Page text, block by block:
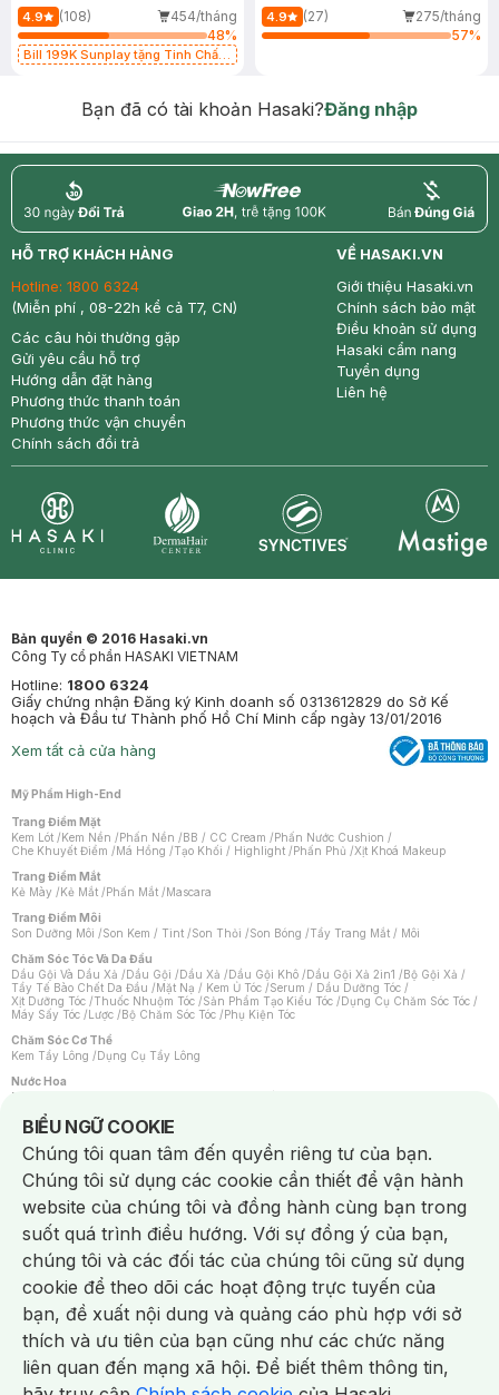
4.9 (108)
454/tháng
48%
Bill 199K Sunplay tặng Tinh Chất
4.9 (27)
275/tháng
57%
Bạn đã có tài khoản Hasaki?Đăng nhập
return nowfree price
HỖ TRỢ KHÁCH HÀNG
Hotline: 1800 6324
(Miễn phí , 08-22h kể cả T7, CN)
Các câu hỏi thường gặp
Gửi yêu cầu hỗ trợ
Hướng dẫn đặt hàng
Phương thức thanh toán
Phương thức vận chuyển
Chính sách đổi trả
VỀ HASAKI.VN
Giới thiệu Hasaki.vn
Chính sách bảo mật
Điều khoản sử dụng
Hasaki cẩm nang
Tuyển dụng
Liên hệ
Bản quyền © 2016 Hasaki.vn
Công Ty cổ phần HASAKI VIETNAM
Hotline: 1800 6324
Giấy chứng nhận Đăng ký Kinh doanh số 0313612829 do Sở Kế
hoạch và Đầu tư Thành phố Hồ Chí Minh cấp ngày 13/01/2016
Xem tất cả cửa hàng
Mỹ Phẩm High-End
Trang Điểm Mặt
Kem Lót /Kem Nền /Phấn Nền /BB / CC Cream /Phấn Nước Cushion /
Che Khuyết Điểm /Má Hồng /Tạo Khối / Highlight /Phấn Phủ /Xịt Khoá Makeup
Trang Điểm Mắt
Kẻ Mày /Kẻ Mắt /Phấn Mắt /Mascara
Trang Điểm Môi
Son Dưỡng Môi /Son Kem / Tint /Son Thỏi /Son Bóng /Tẩy Trang Mắt / Môi
Chăm Sóc Tóc Và Da Đầu
Dầu Gội Và Dầu Xả /Dầu Gội /Dầu Xả /Dầu Gội Khô /Dầu Gội Xả 2in1 /Bộ Gội Xả /
Tẩy Tế Bào Chết Da Đầu /Mặt Nạ / Kem Ủ Tóc /Serum / Dầu Dưỡng Tóc /
Xịt Dưỡng Tóc /Thuốc Nhuộm Tóc /Sản Phẩm Tạo Kiểu Tóc /Dụng Cụ Chăm Sóc Tóc /
Máy Sấy Tóc /Lược /Bộ Chăm Sóc Tóc /Phụ Kiện Tóc
Chăm Sóc Cơ Thể
Kem Tẩy Lông /Dụng Cụ Tẩy Lông
Nước Hoa
Nước Hoa Nữ
Chăm Sóc Cá Nhân
Chống Muỗi /Khẩu Trang /Máy Massage/Mặt Nạ Xông Hơi /Nước Rửa Tay/
Sản Phẩm Chăm Sóc Khác /Bàn Chải Đánh Răng /Bàn Chải Điện/
Hỗ Trợ Trắng Răng/Kem Đánh Răng /Máy Tăm Nước/ Nước Súc Miệng/
Tăm / Chỉ Nha Khoa/ Xịt Thơm Miệng / Dung Dịch Vệ Sinh/Dưỡng Vùng Kín/
Khăn Ướt Vệ Sinh Vùng Kín/Băng Vệ Sinh/Tampon/Bọt Cạo Râu /Dao Cạo Râu/
Máy Cạo Râu
Vấn Đề Về Da
Da Dầu / Lỗ Chân Lông To/ Da Khô / Mất Nước/ Da Lão Hóa/ Da Mụn/
Da Nhạy Cảm / Kích Ứng
Da Xỉn Màu Thâm / Nám / Tàn Nhang
Quầng Thâm & Bọng Mắt /Sẹo /Viêm Da Cơ Địa
Dụng Cụ / Phụ Kiện Chăm Sóc Da
Bông Tẩy Trang
Khăn Lau Mặt Khô Dụng Cụ / Máy Rửa Mặt Máy Chăm Sóc Da
Dụng Cụ Chăm Sóc Khác
BIỂU NGỮ COOKIE
Notice about cookies usage
Chúng tôi quan tâm đến quyền riêng tư của bạn.
Chúng tôi sử dụng các cookie cần thiết để vận hành
website của chúng tôi và đồng hành cùng bạn trong
suốt quá trình điều hướng. Với sự đồng ý của bạn,
chúng tôi và các đối tác của chúng tôi cũng sử dụng
cookie để theo dõi các hoạt động trực tuyến của
bạn, đề xuất nội dung và quảng cáo phù hợp với sở
thích và ưu tiên của bạn cũng như các chức năng
liên quan đến mạng xã hội. Để biết thêm thông tin,